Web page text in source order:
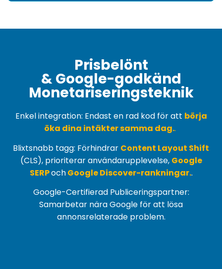
Prisbelönt
& Google-godkänd
Monetariseringsteknik
Enkel integration: Endast en rad kod för att börja
öka dina intäkter samma dag..
Blixtsnabb tagg: Förhindrar Content Layout Shift
(CLS), prioriterar användarupplevelse, Google
SERPochGoogle Discover-rankningar..
Google-Certifierad Publiceringspartner:
Samarbetar nära Google för att lösa
annonsrelaterade problem.